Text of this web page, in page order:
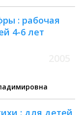
: рабочая
4-6 лет